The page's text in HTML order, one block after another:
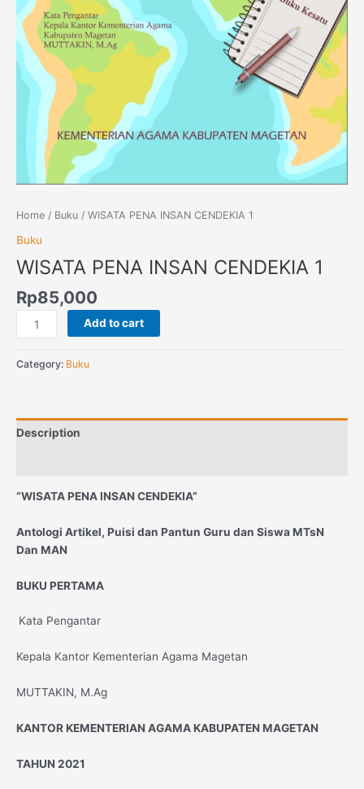
Home / Buku / WISATA PENA INSAN CENDEKIA 1
Buku
WISATA PENA INSAN CENDEKIA 1
Rp85,000
Add to cart
Category: Buku
Description
“WISATA PENA INSAN CENDEKIA”
Antologi Artikel, Puisi dan Pantun Guru dan Siswa MTsN
Dan MAN
BUKU PERTAMA
Kata Pengantar
Kepala Kantor Kementerian Agama Magetan
MUTTAKIN, M.Ag
KANTOR KEMENTERIAN AGAMA KABUPATEN MAGETAN
TAHUN 2021